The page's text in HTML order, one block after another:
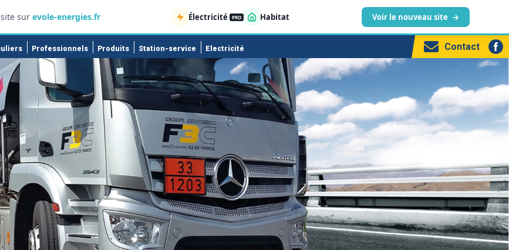
sur evole-energies.fr Électricité PRO Habitat Voir le nouveau site →
Professionnels Produits Station-service Electricité Contact